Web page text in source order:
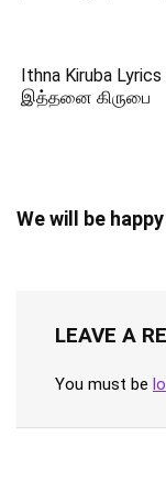
Ithna Kiruba Lyrics
இத்தனை கிருபை
We will be
LEAVE A
You must be